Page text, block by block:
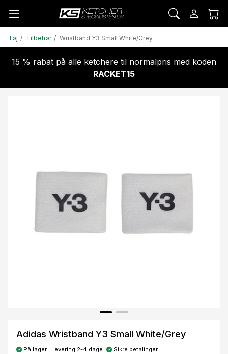
Tøj Tilbehør Wristband Y3 Small White/Grey
15 % rabat på alle ketchere til normalpris med koden
RACKET15
Adidas Wristband Y3 Small White/Grey
På lager . Levering 2-4 dage Sikre betalinger